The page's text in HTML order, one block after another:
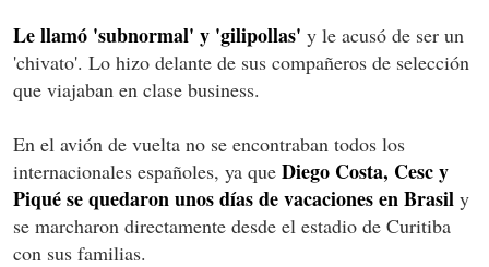
Le llamó 'subnormal' y 'gilipollas' y le acusó de ser un
'chivato'. Lo hizo delante de sus compañeros de selección
que viajaban en clase business.
En el avión de vuelta no se encontraban todos los
internacionales españoles, ya que Diego Costa, Cesc y
Piqué se quedaron unos días de vacaciones en Brasil y
se marcharon directamente desde el estadio de Curitiba
con sus familias.